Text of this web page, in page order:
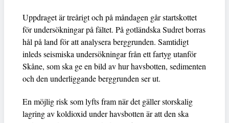
Uppdraget är treårigt och på måndagen går startskottet
för undersökningar på fältet. På gotländska Sudret borras
hål på land för att analysera berggrunden. Samtidigt
inleds seismiska undersökningar från ett fartyg utanför
Skåne, som ska ge en bild av hur havsbotten, sedimenten
och den underliggande berggrunden ser ut.
En möjlig risk som lyfts fram när det gäller storskalig
lagring av koldioxid under havsbotten är att den ska